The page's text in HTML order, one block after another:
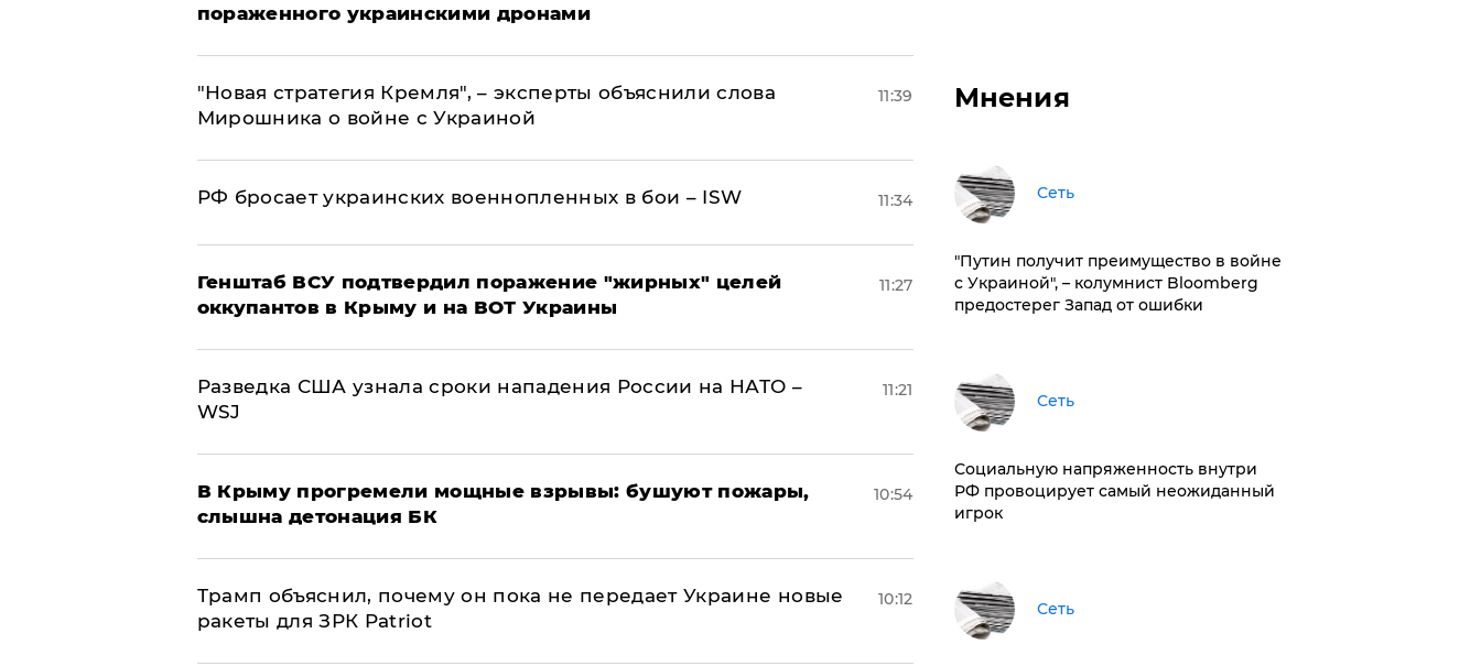
пораженного украинскими дронами
"Новая стратегия Кремля", – эксперты объяснили слова
Мирошника о войне с Украиной
11:39
РФ бросает украинских военнопленных в бои – ISW 11:34
Генштаб ВСУ подтвердил поражение "жирных" целей
оккупантов в Крыму и на ВОТ Украины
11:27
Разведка США узнала сроки нападения России на НАТО –
WSJ
11:21
В Крыму прогремели мощные взрывы: бушуют пожары,
слышна детонация БК
10:54
Трамп объяснил, почему он пока не передает Украине новые
ракеты для ЗРК Patriot
10:12
Мнения
Сеть
"Путин получит преимущество в войне
с Украиной", – колумнист Bloomberg
предостерег Запад от ошибки
Сеть
Социальную напряженность внутри
РФ провоцирует самый неожиданный
игрок
Сеть